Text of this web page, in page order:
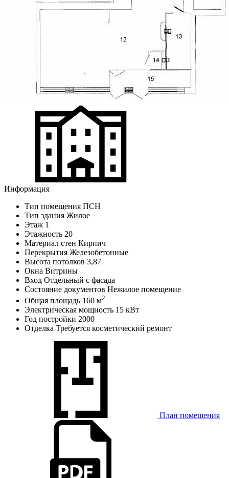
Информация
Тип помещения ПСН
Тип здания Жилое
Этаж 1
Этажность 20
Материал стен Кирпич
Перекрытия Железобетонные
Высота потолков 3,87
Окна Витрины
Вход Отдельный с фасада
Состояние документов Нежилое помещение
Общая площадь 160 м2
Электрическая мощность 15 кВт
Год постройки 2000
Отделка Требуется косметический ремонт
План помещения